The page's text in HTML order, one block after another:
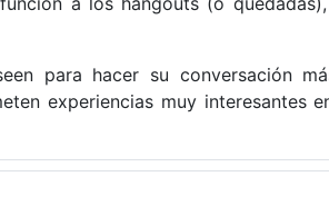
para hacer su conversación
experiencias muy interesantes